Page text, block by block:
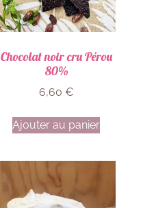
Chocolat noir cru Pérou
80%
6,60 €
Ajouter au panier